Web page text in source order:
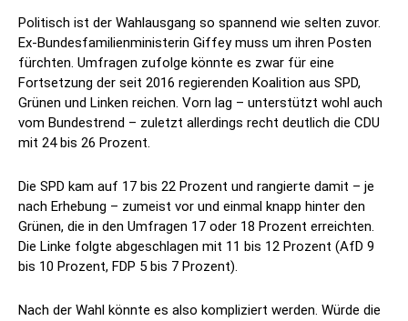
Politisch ist der Wahlausgang so spannend wie selten zuvor.
Ex-Bundesfamilienministerin Giffey muss um ihren Posten
fürchten. Umfragen zufolge könnte es zwar für eine
Fortsetzung der seit 2016 regierenden Koalition aus SPD,
Grünen und Linken reichen. Vorn lag – unterstützt wohl auch
vom Bundestrend – zuletzt allerdings recht deutlich die CDU
mit 24 bis 26 Prozent.
Die SPD kam auf 17 bis 22 Prozent und rangierte damit – je
nach Erhebung – zumeist vor und einmal knapp hinter den
Grünen, die in den Umfragen 17 oder 18 Prozent erreichten.
Die Linke folgte abgeschlagen mit 11 bis 12 Prozent (AfD 9
bis 10 Prozent, FDP 5 bis 7 Prozent).
Nach der Wahl könnte es also kompliziert werden. Würde die